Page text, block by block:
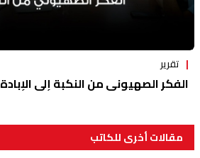
تقرير
الفكر الصهيوني من النكبة إلى الإبادة
مقالات أخرى للكاتب